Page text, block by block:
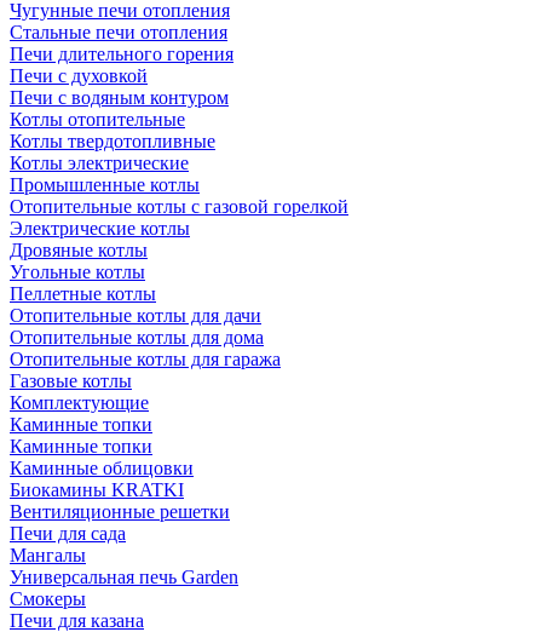
Чугунные печи отопления
Стальные печи отопления
Печи длительного горения
Печи с духовкой
Печи с водяным контуром
Котлы отопительные
Котлы твердотопливные
Котлы электрические
Промышленные котлы
Отопительные котлы с газовой горелкой
Электрические котлы
Дровяные котлы
Угольные котлы
Пеллетные котлы
Отопительные котлы для дачи
Отопительные котлы для дома
Отопительные котлы для гаража
Газовые котлы
Комплектующие
Каминные топки
Каминные топки
Каминные облицовки
Биокамины KRATKI
Вентиляционные решетки
Печи для сада
Мангалы
Универсальная печь Garden
Смокеры
Печи для казана